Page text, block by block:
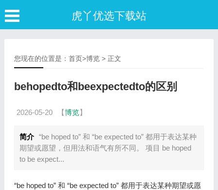
虎丫优选下载站
您现在的位置是： 首页>博览> 正文
behopedto和beexpectedto的区别
2026-05-20 【博览】
简介 “be hoped to” 和 “be expected to” 都用于表达某种
期望或愿望，但用法和语气有所不同。 项目 be hoped
to be expect...
“be hoped to” 和 “be expected to” 都用于表达某种期望或愿